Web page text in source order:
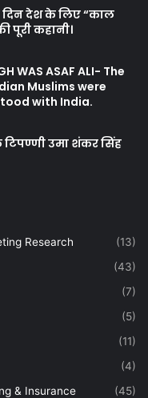
देश के लिए “काल
पूरी कहानी।
WAS ASAF ALI- The
Muslims were
with India.
टिपण्णी उमा शंकर सिंह
Research
(13)
(43)
(7)
(5)
(11)
(4)
& Insurance
(45)